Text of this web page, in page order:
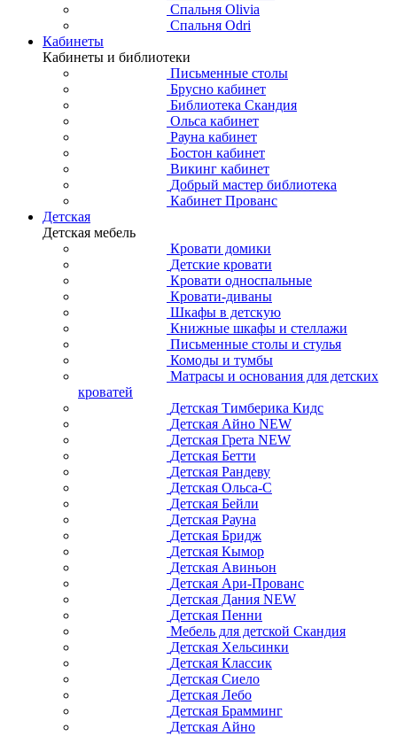
Спальня Olivia
Спальня Odri
Кабинеты
Кабинеты и библиотеки
Письменные столы
Брусно кабинет
Библиотека Скандия
Ольса кабинет
Рауна кабинет
Бостон кабинет
Викинг кабинет
Добрый мастер библиотека
Кабинет Прованс
Детская
Детская мебель
Кровати домики
Детские кровати
Кровати односпальные
Кровати-диваны
Шкафы в детскую
Книжные шкафы и стеллажи
Письменные столы и стулья
Комоды и тумбы
Матрасы и основания для детских
кроватей
Детская Тимберика Кидс
Детская Айно NEW
Детская Грета NEW
Детская Бетти
Детская Рандеву
Детская Ольса-С
Детская Бейли
Детская Рауна
Детская Бридж
Детская Кымор
Детская Авиньон
Детская Ари-Прованс
Детская Дания NEW
Детская Пенни
Мебель для детской Скандия
Детская Хельсинки
Детская Классик
Детская Сиело
Детская Лебо
Детская Брамминг
Детская Айно